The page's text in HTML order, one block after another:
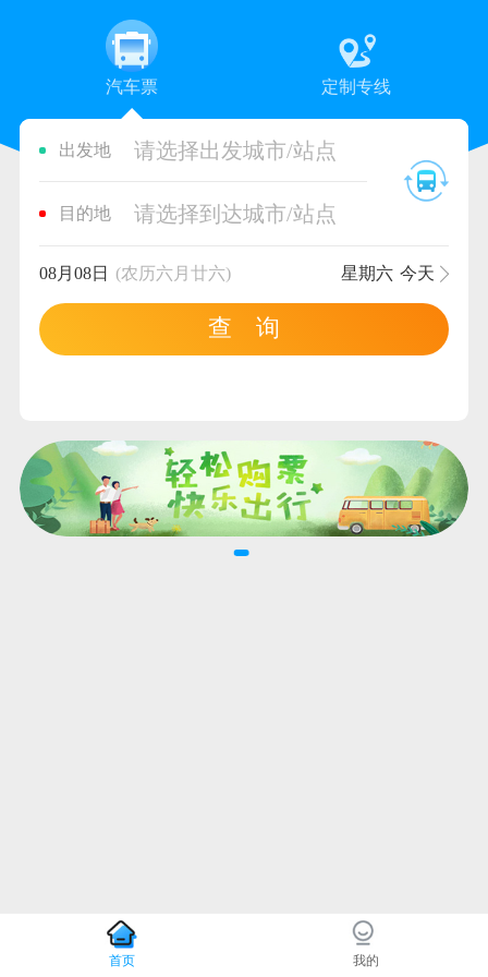
汽车票 定制专线
出发地 请选择出发城市/站点
目的地 请选择到达城市/站点
08月08日 (农历六月廿六) 星期六 今天
查 询
首页 我的